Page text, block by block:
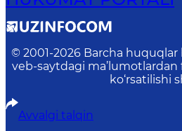
© 2001-2026 Barcha
veb-saytdagi ma’lumotlardan
ko‘rsatilishi
Avvalgi talqin